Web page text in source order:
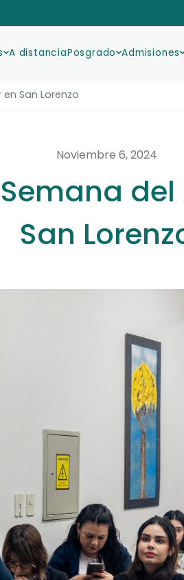
A distanciaPosgrado Admisiones
San Lorenzo
Noviembre 6, 2024
San